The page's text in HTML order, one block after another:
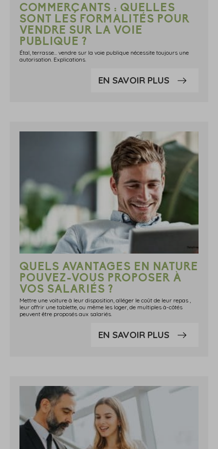
COMMERÇANTS : QUELLES
SONT LES FORMALITÉS POUR
VENDRE SUR LA VOIE
PUBLIQUE ?
Étal, terrasse... vendre sur la voie publique nécessite toujours une
autorisation. Explications.
EN SAVOIR PLUS
QUELS AVANTAGES EN NATURE
POUVEZ-VOUS PROPOSER À
VOS SALARIÉS ?
Mettre une voiture à leur disposition, alléger le coût de leur repas ,
leur offrir une tablette, ou même les loger, de multiples à-côtés
peuvent être proposés aux salariés.
EN SAVOIR PLUS